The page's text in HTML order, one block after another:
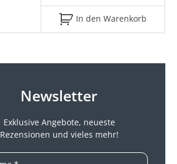
In den Warenkorb
Newsletter
Exklusive Angebote, neueste
Rezensionen und vieles mehr!